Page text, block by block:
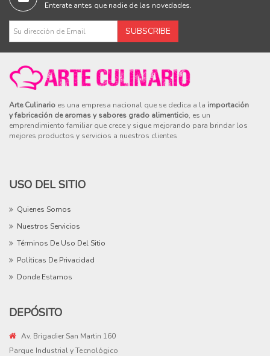
Enterate antes que nadie de las novedades.
Arte Culinario es una empresa nacional que se dedica a la importación
y fabricación de aromas y sabores grado alimenticio, es un
emprendimiento familiar que crece y sigue mejorando para brindar los
mejores productos y servicios a nuestros clientes
USO DEL SITIO
Quienes Somos
Nuestros Servicios
Términos De Uso Del Sitio
Políticas De Privacidad
Donde Estamos
DEPÓSITO
Av. Brigadier San Martin 160
Parque Industrial y Tecnológico